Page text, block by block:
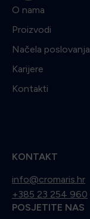
O nama
Proizvodi
Načela poslovanja
Karijere
Kontakti
KONTAKT
info@cromaris.hr
+385 23 254 960
POSJETITE NAS